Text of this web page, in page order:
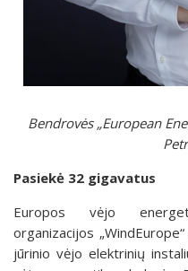
Bendrovės „European
Pasiekė 32 gigavatus
Europos vėjo
organizacijos
jūrinio vėjo elektrinių